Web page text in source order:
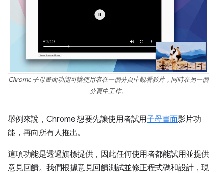
Chrome 子母畫面功能可讓使用者在一個分頁中觀看影片，同時在另一個
分頁中工作。
舉例來說，Chrome 想要先讓使用者試用子母畫面影片功
能，再向所有人推出。
這項功能是透過旗標提供，因此任何使用者都能試用並提供
意見回饋。我們根據意見回饋測試並修正程式碼和設計，現